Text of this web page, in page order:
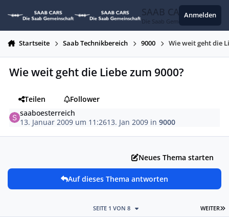
SAAB CARS
Die Saab Gemeinschaft
Anmelden
Startseite Saab Technikbereich 9000 Wie weit geht die
Wie weit geht die Liebe zum 9000?
Teilen
Follower
saaboesterreich
13. Januar 2009 um 11:2613. Jan 2009 in9000
Neues Thema starten
Auf dieses Thema antworten
WEITER
SEITE 1 VON 8